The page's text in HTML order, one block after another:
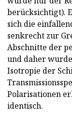
berücksichtigt).
sich die
senkrecht zur
Abschnitte der
und daher
Isotropie der
Polarisationen
identisch.